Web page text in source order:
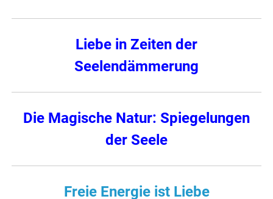
Liebe in Zeiten der
Seelendämmerung
Die Magische Natur: Spiegelungen
der Seele
Freie Energie ist Liebe